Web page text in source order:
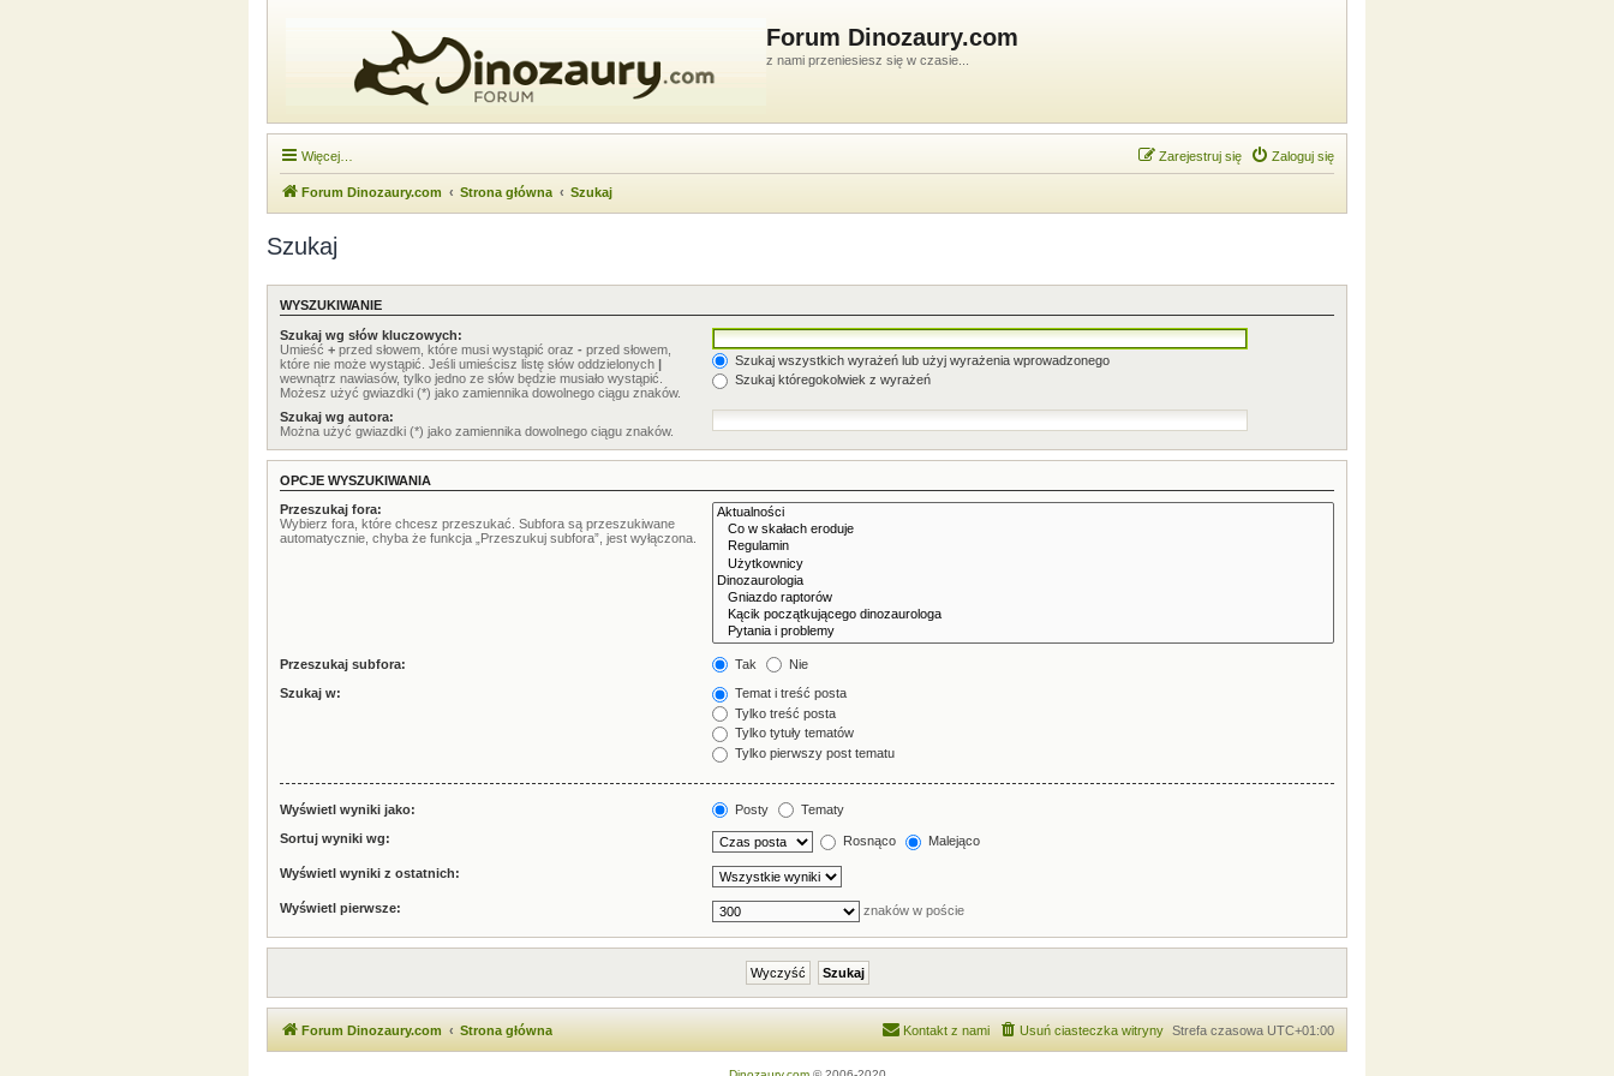
Forum Dinozaury.com
z nami przeniesiesz się w czasie...
Więcej… Zaloguj się
Zarejestruj się
Forum Dinozaury.com Strona główna Szukaj
Szukaj
WYSZUKIWANIE
Szukaj wg słów kluczowych:
Umieść + przed słowem, które musi wystąpić oraz - przed słowem,
które nie może wystąpić. Jeśli umieścisz listę słów oddzielonych |
wewnątrz nawiasów, tylko jedno ze słów będzie musiało wystąpić.
Możesz użyć gwiazdki (*) jako zamiennika dowolnego ciągu znaków.
Szukaj wszystkich wyrażeń lub użyj wyrażenia wprowadzonego
Szukaj któregokolwiek z wyrażeń
Szukaj wg autora:
Można użyć gwiazdki (*) jako zamiennika dowolnego ciągu znaków.
OPCJE WYSZUKIWANIA
Przeszukaj fora:
Wybierz fora, które chcesz przeszukać. Subfora są przeszukiwane
automatycznie, chyba że funkcja „Przeszukuj subfora”, jest wyłączona.
Przeszukaj subfora: Tak Nie
Szukaj w:
Temat i treść posta
Tylko treść posta
Tylko tytuły tematów
Tylko pierwszy post tematu
Wyświetl wyniki jako: Posty Tematy
Sortuj wyniki wg: Rosnąco Malejąco
Wyświetl wyniki z ostatnich:
Wyświetl pierwsze: znaków w poście
Forum Dinozaury.com Strona główna Strefa czasowa UTC+01:00
Usuń ciasteczka witryny
Kontakt z nami